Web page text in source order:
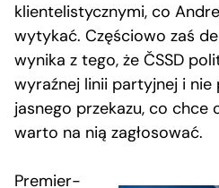
klientelistycznymi, co
wytykać. Częściowo zaś
wynika z tego, że ČSSD
wyraźnej linii partyjnej i
jasnego przekazu, co chce
warto na nią zagłosować.
Premier-